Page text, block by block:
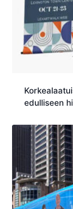
edulliseen